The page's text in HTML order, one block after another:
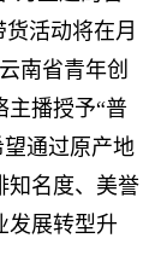
活动将在月
南省青年创
主播授予“普
通过原产地
知名度、美誉
发展转型升